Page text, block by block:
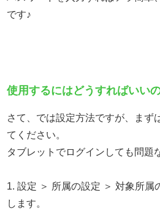
です♪
使用するにはどうすればいい
さて、では設定方法ですが、まず
てください。
タブレットでログインしても問題
1. 設定 ＞ 所属の設定 ＞ 対象所
します。